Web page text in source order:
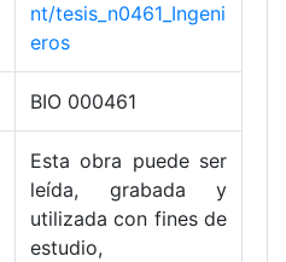
nt/tesis_n0461_Ingeni
eros
BIO 000461
Esta obra puede ser
leída, grabada y
utilizada con fines de
estudio,